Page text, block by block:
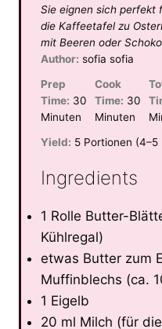
Sie eignen sich perfekt
die Kaffeetafel zu
mit Beeren oder
Author: sofia sofia
Prep
Time: 30
Minuten
Cook
Time: 30
Minuten
Yield: 5 Portionen (4–5
Ingredients
1 Rolle Butter-
Kühlregal)
etwas Butter zum
Muffinblechs (ca.
1 Eigelb
20 ml Milch (für